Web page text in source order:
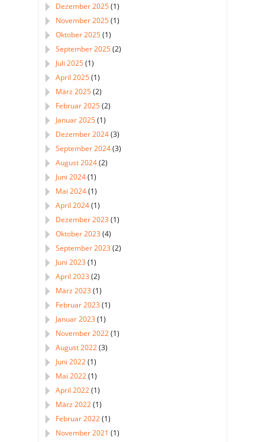
Dezember 2025(1)
November 2025(1)
Oktober 2025(1)
September 2025(2)
Juli 2025(1)
April 2025(1)
März 2025(2)
Februar 2025(2)
Januar 2025(1)
Dezember 2024(3)
September 2024(3)
August 2024(2)
Juni 2024(1)
Mai 2024(1)
April 2024(1)
Dezember 2023(1)
Oktober 2023(4)
September 2023(2)
Juni 2023(1)
April 2023(2)
März 2023(1)
Februar 2023(1)
Januar 2023(1)
November 2022(1)
August 2022(3)
Juni 2022(1)
Mai 2022(1)
April 2022(1)
März 2022(1)
Februar 2022(1)
November 2021 (1)